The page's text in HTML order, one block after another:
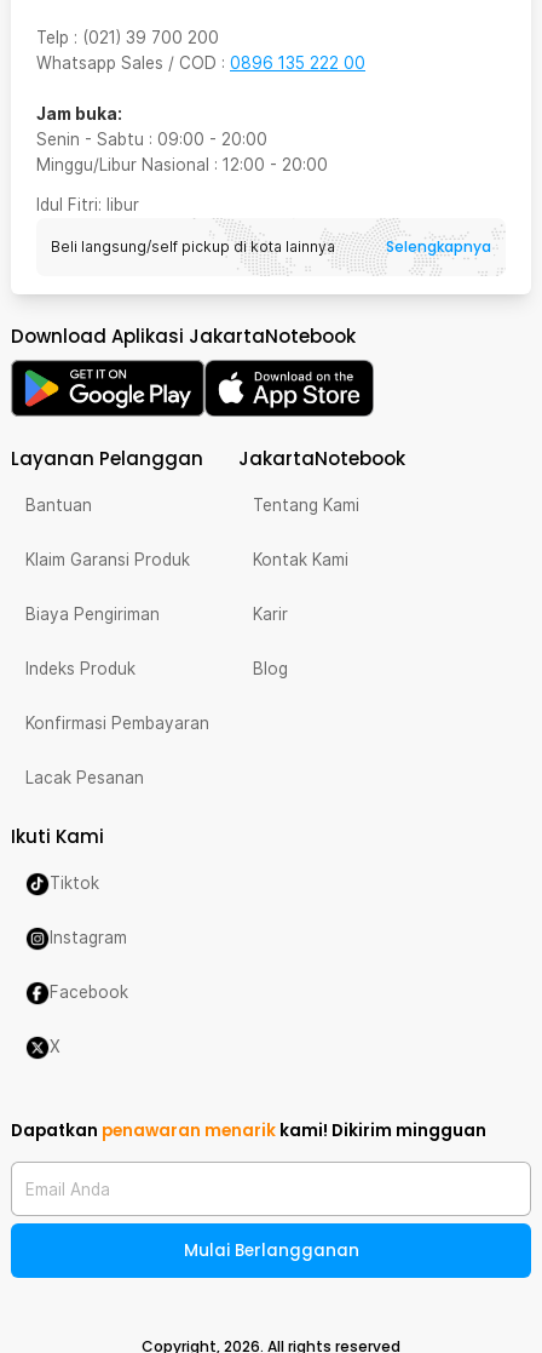
Telp : (021) 39 700 200
Whatsapp Sales / COD : 0896 135 222 00
Jam buka:
Senin - Sabtu : 09:00 - 20:00
Minggu/Libur Nasional : 12:00 - 20:00
Idul Fitri: libur
Beli langsung/self pickup di kota lainnya Selengkapnya
Download Aplikasi JakartaNotebook
Layanan Pelanggan
Bantuan
Klaim Garansi Produk
Biaya Pengiriman
Indeks Produk
Konfirmasi Pembayaran
Lacak Pesanan
JakartaNotebook
Tentang Kami
Kontak Kami
Karir
Blog
Ikuti Kami
Tiktok
Instagram
Facebook
X
Dapatkan penawaran menarik kami! Dikirim mingguan
Email Anda
Mulai Berlangganan
Copyright,2026. All rights reserved